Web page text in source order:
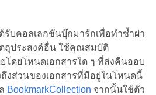
รับคอลเลกชันบุ๊กมาร์กเพื่อทำซ้ำผ่า
ถุประสงค์อื่น ใช้คุณสมบัติ
โดยโหนดเอกสารใด ๆ ที่ส่งคืนออบ
งส่วนของเอกสารที่มีอยู่ในโหนดนี้
BookmarkCollection จากนั้นใช้ตัว